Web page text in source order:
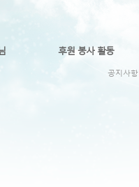
후원 봉사 활동
공지사항